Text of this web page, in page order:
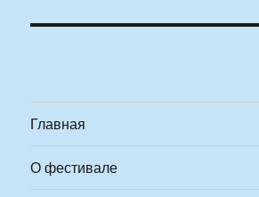
Главная
О фестивале